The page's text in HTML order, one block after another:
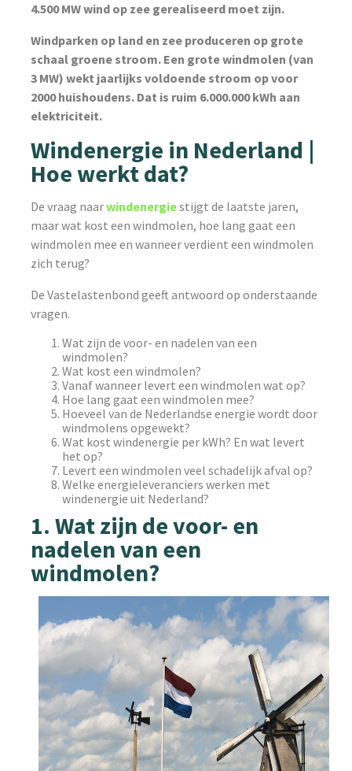
4.500 MW wind op zee gerealiseerd moet zijn.
Windparken op land en zee produceren op grote
schaal groene stroom. Een grote windmolen (van
3 MW) wekt jaarlijks voldoende stroom op voor
2000 huishoudens. Dat is ruim 6.000.000 kWh aan
elektriciteit.
Windenergie in Nederland |
Hoe werkt dat?
De vraag naarwindenergiestijgt de laatste jaren,
maar wat kost een windmolen, hoe lang gaat een
windmolen mee en wanneer verdient een windmolen
zich terug?
De Vastelastenbond geeft antwoord op onderstaande
vragen.
Wat zijn de voor- en nadelen van een
windmolen?
Wat kost een windmolen?
Vanaf wanneer levert een windmolen wat op?
Hoe lang gaat een windmolen mee?
Hoeveel van de Nederlandse energie wordt door
windmolens opgewekt?
Wat kost windenergie per kWh? En wat levert
het op?
Levert een windmolen veel schadelijk afval op?
Welke energieleveranciers werken met
windenergie uit Nederland?
1. Wat zijn de voor- en
nadelen van een
windmolen?